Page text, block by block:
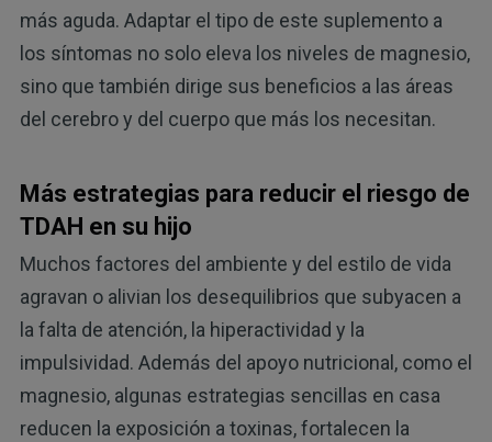
más aguda. Adaptar el tipo de este suplemento a
los síntomas no solo eleva los niveles de magnesio,
sino que también dirige sus beneficios a las áreas
del cerebro y del cuerpo que más los necesitan.
Más estrategias para reducir el riesgo de
TDAH en su hijo
Muchos factores del ambiente y del estilo de vida
agravan o alivian los desequilibrios que subyacen a
la falta de atención, la hiperactividad y la
impulsividad. Además del apoyo nutricional, como el
magnesio, algunas estrategias sencillas en casa
reducen la exposición a toxinas, fortalecen la